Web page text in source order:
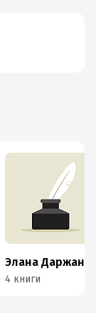
Элана Даржан
4 книги